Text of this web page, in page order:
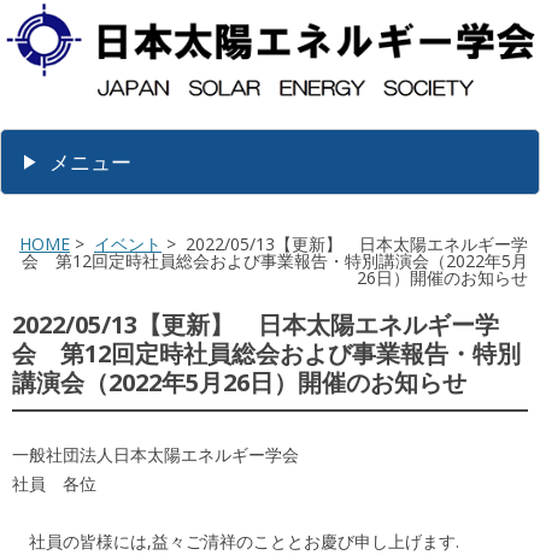
メニュー
HOME > イベント > 2022/05/13【更新】 日本太陽エネルギー学
会 第12回定時社員総会および事業報告・特別講演会（2022年5月
26日）開催のお知らせ
2022/05/13【更新】 日本太陽エネルギー学
会 第12回定時社員総会および事業報告・特別
講演会（2022年5月26日）開催のお知らせ
一般社団法人日本太陽エネルギー学会
社員 各位
社員の皆様には,益々ご清祥のこととお慶び申し上げます.